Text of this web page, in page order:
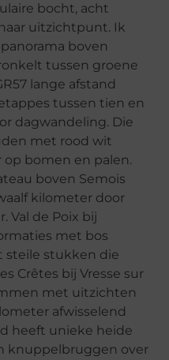
bocht, acht
uitzichtpunt. Ik
boven
tussen groene
lange afstand
tussen tien en
dagwandeling. Die
met rood wit
op bomen en palen.
boven Semois
kilometer door
Val de Poix bij
met bos
steile stukken die
Crêtes bij Vresse sur
met uitzichten
afwisselend
heeft unieke heide
knuppelbruggen over